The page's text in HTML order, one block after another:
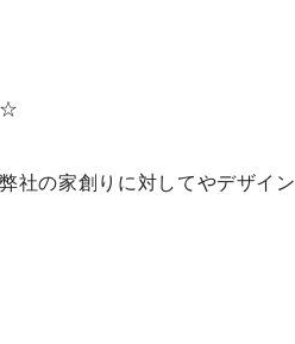
☆
社の家創りに対してやデザイン